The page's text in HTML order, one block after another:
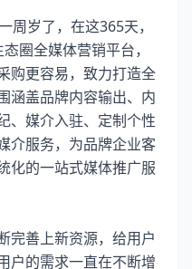
周岁了，在这365天，
圈全媒体营销平台，
购更容易，致力打造全
涵盖品牌内容输出、内
、媒介入驻、定制个性
介服务，为品牌企业客
化的一站式媒体推广服
完善上新资源，给用户
户的需求一直在不断增